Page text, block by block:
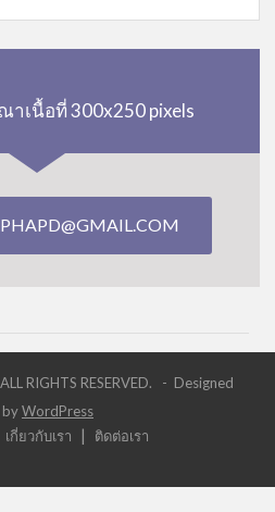
เนื้อที่ 300x250 pixels
RIGHTS RESERVED. - Designed
byWordPress
เกี่ยวกับเรา
ติดต่อเรา